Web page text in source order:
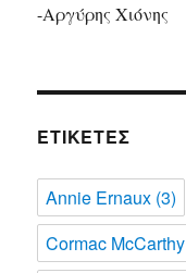
-Αργύρης Χιόνης
ΕΤΙΚΈΤΕΣ
Annie Ernaux (3)
Cormac McCarthy